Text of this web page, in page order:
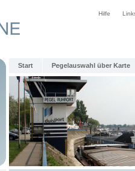
Hilfe
Start Pegelauswahl über Karte